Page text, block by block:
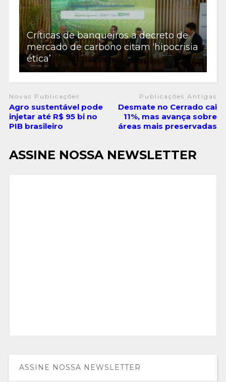
Críticas de banqueiros a decreto de
mercado de carbono citam ‘hipocrisia
ética’
Novas Publicações
Agro sustentável pode
injetar até R$ 95 bi no
PIB brasileiro
Publicações Antigas
Desmate no Cerrado cai
11%, mas avança sobre
áreas mais preservadas
ASSINE NOSSA NEWSLETTER
ASSINE NOSSA NEWSLETTER